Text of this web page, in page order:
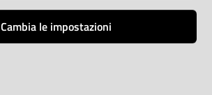
Cambia le impostazioni